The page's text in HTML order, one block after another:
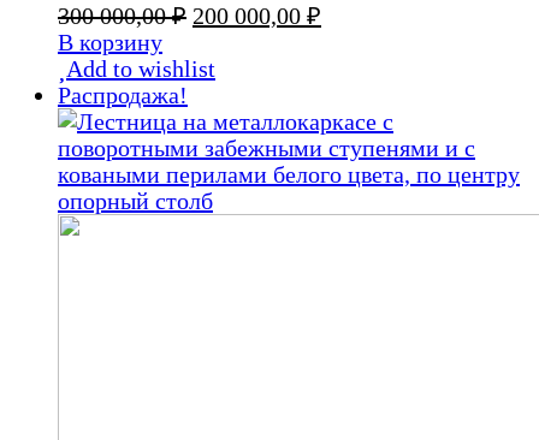
300 000,00₽ Первоначальная
составляла
000,00 ₽.
200 000,00 ₽
В корзину
Add to wishlist
Распродажа!